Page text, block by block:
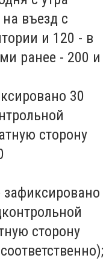
въезд с
и 120 - в
ранее - 200 и
30
сторону
сторону